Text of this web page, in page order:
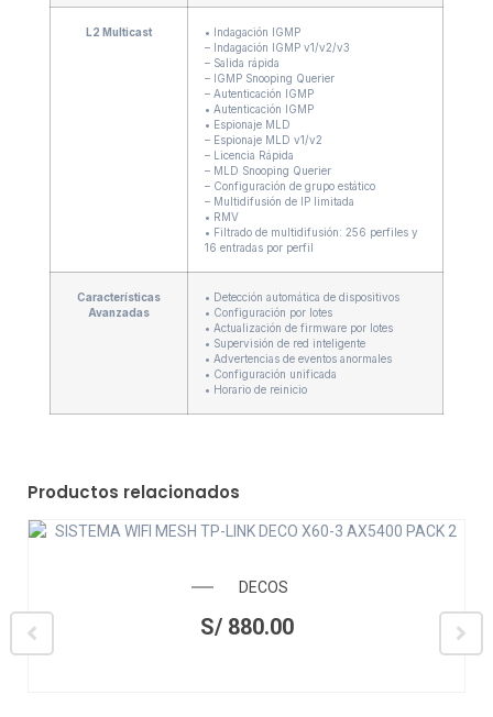
L2 Multicast
• Indagación IGMP
– Indagación IGMP v1/v2/v3
– Salida rápida
– IGMP Snooping Querier
– Autenticación IGMP
• Autenticación IGMP
• Espionaje MLD
– Espionaje MLD v1/v2
– Licencia Rápida
– MLD Snooping Querier
– Configuración de grupo estático
– Multidifusión de IP limitada
• RMV
• Filtrado de multidifusión: 256 perfiles y
16 entradas por perfil
Características
Avanzadas
• Detección automática de dispositivos
• Configuración por lotes
• Actualización de firmware por lotes
• Supervisión de red inteligente
• Advertencias de eventos anormales
• Configuración unificada
• Horario de reinicio
Productos relacionados
DECOS
S/880.00